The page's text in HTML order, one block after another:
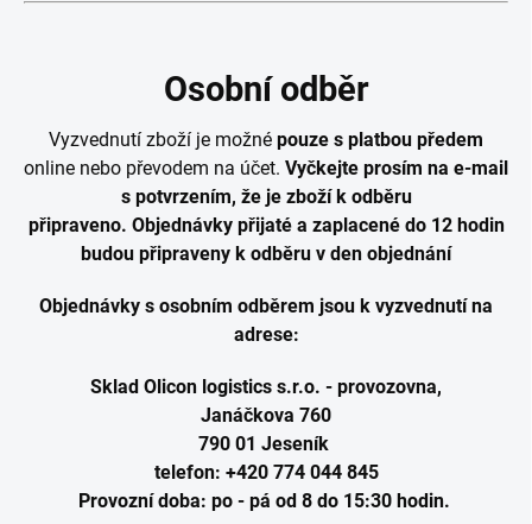
Osobní odběr
Vyzvednutí zboží je možné pouze s platbou předem
online nebo převodem na účet. Vyčkejte prosím na e-mail
s potvrzením, že je zboží k odběru
připraveno. Objednávky přijaté a zaplacené do 12 hodin
budou připraveny k odběru v den objednání
Objednávky s osobním odběrem jsou k vyzvednutí na
adrese:
Sklad Olicon logistics s.r.o. - provozovna,
Janáčkova 760
790 01 Jeseník
telefon: +420 774 044 845
Provozní doba: po - pá od 8 do 15:30 hodin.